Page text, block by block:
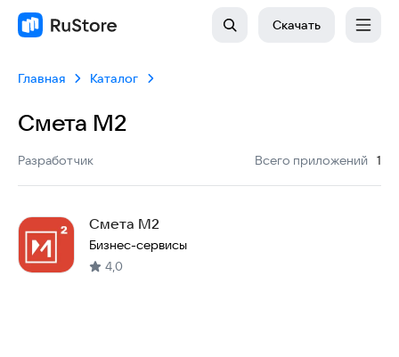
Скачать
Главная Каталог
Смета М2
Разработчик Всего приложений
: 1
Смета М2
Бизнес-сервисы
4,0